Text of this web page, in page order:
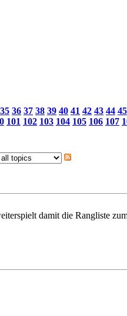
35 36 37 38 39 40 41 42 43 44 45
101 102 103 104 105 106 107
damit die Rangliste